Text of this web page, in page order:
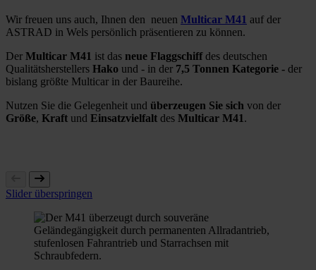
Wir freuen uns auch, Ihnen den neuen Multicar M41 auf der
ASTRAD in Wels persönlich präsentieren zu können.
Der Multicar M41 ist das neue Flaggschiffdes deutschen
Qualitätsherstellers Hako und - in der 7,5 Tonnen Kategorie - der
bislang größte Multicar in der Baureihe.
Nutzen Sie die Gelegenheit und überzeugen Sie sich von der
Größe, Kraft und Einsatzvielfalt des Multicar M41 .
Slider überspringen